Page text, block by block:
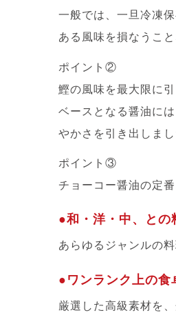
一般では、一旦冷凍
ある風味を損なうこ
ポイント②
鰹の風味を最大限に
ベースとなる醤油に
やかさを引き出しま
ポイント③
チョーコー醤油の定
●和・洋・中、との
あらゆるジャンルの
●ワンランク上の食
厳選した高級素材を